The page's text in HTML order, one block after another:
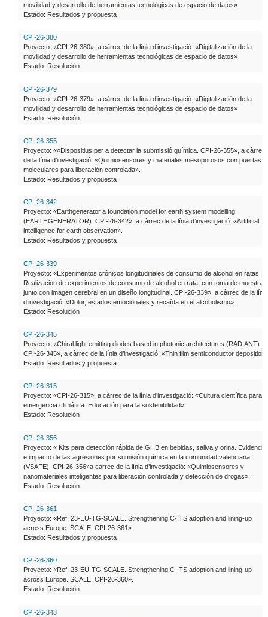
movilidad y desarrollo de herramientas tecnológicas de espacio de datos»
Estado: Resultados y propuesta
CPI-26-380
Proyecto: «CPI-26-380», a càrrec de la línia d’investigació: «Digitalización de la
movilidad y desarrollo de herramientas tecnológicas de espacio de datos»
Estado: Resolución
CPI-26-379
Proyecto: «CPI-26-379», a càrrec de la línia d’investigació: «Digitalización de la
movilidad y desarrollo de herramientas tecnológicas de espacio de datos»
Estado: Resolución
CPI-26-355
Proyecto: ««Dispositius per a detectar la submissió química. CPI-26-355», a càrrec
de la línia d’investigació: «Quimiosensores y materiales mesoporosos con puertas
moleculares para liberación controlada».
Estado: Resultados y propuesta
CPI-26-342
Proyecto: «Earthgenerator a foundation model for earth system modelling
(EARTHGENERATOR). CPI-26-342», a càrrec de la línia d’investigació: «Artificial
intelligence for earth observation».
Estado: Resultados y propuesta
CPI-26-339
Proyecto: «Experimentos crónicos longitudinales de consumo de alcohol en ratas.
Realización de experimentos de consumo de alcohol en rata, con toma de muestras
junto con imagen cerebral en un diseño longitudinal. CPI-26-339», a càrrec de la línia
d’investigació: «Dolor, estados emocionales y recaída en el alcoholismo».
Estado: Resolución
CPI-26-345
Proyecto: «Chiral light emitting diodes based in photonic architectures (RADIANT).
CPI-26-345», a càrrec de la línia d’investigació: «Thin film semiconductor
Estado: Resultados y propuesta
CPI-26-315
Proyecto: «CPI-26-315», a càrrec de la línia d’investigació: «Cultura científica para la
emergencia climática. Educación para la sostenibilidad».
Estado: Resolución
CPI-26-356
Proyecto: « Kits para detección rápida de GHB en bebidas, saliva y orina. Evidencia
e impacto de las agresiones por sumisión química en la comunidad valenciana
(VSAFE). CPI-26-356»a càrrec de la línia d’investigació: «Quimiosensores y
nanomateriales inteligentes para liberación controlada y detección de drogas».
Estado: Resolución
CPI-26-361
Proyecto: «Ref. 23-EU-TG-SCALE. Strengthening C-ITS adoption and lining-up
across Europe. SCALE. CPI-26-361».
Estado: Resultados y propuesta
CPI-26-360
Proyecto: «Ref. 23-EU-TG-SCALE. Strengthening C-ITS adoption and lining-up
across Europe. SCALE. CPI-26-360».
Estado: Resolución
CPI-26-343